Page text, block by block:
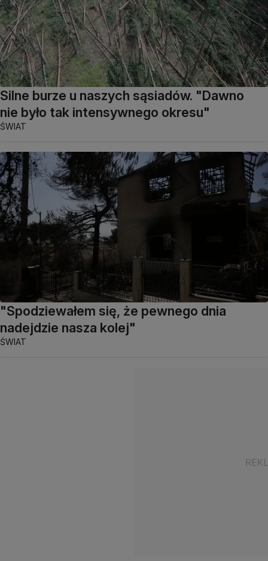
Silne burze u naszych sąsiadów. "Dawno
nie było tak intensywnego okresu"
ŚWIAT
"Spodziewałem się, że pewnego dnia
nadejdzie nasza kolej"
ŚWIAT